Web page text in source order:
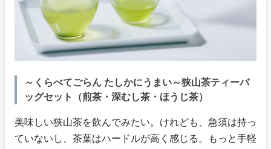
～くらべてごらん たしかにうまい～狭山茶ティーバ
ッグセット（煎茶・深むし茶・ほうじ茶）
美味しい狭山茶を飲んでみたい。けれども、急須は持っ
ていないし、茶葉はハードルが高く感じる。もっと手軽